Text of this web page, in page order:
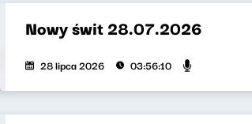
Nowy świt 28.07.2026
28 lipca 2026 03:56:10